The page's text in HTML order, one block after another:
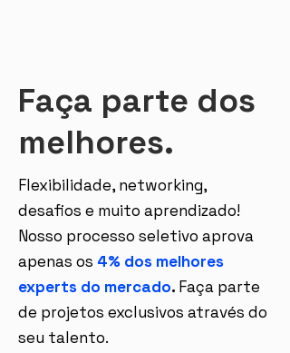
Faça parte dos
melhores.
Flexibilidade, networking,
desafios e muito aprendizado!
Nosso processo seletivo aprova
apenas os 4% dos melhores
experts do mercado. Faça parte
de projetos exclusivos através do
seu talento.